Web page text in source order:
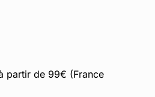
partir de 99€ (France